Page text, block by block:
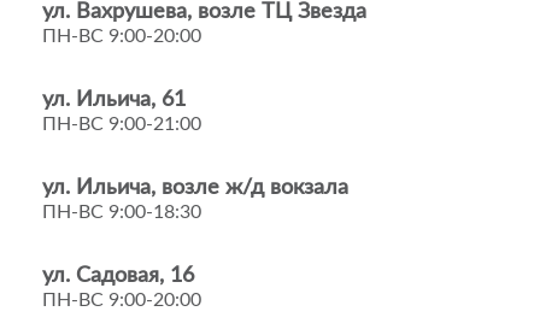
ул. Вахрушева, возле ТЦ Звезда
ПН-ВС 9:00-20:00
ул. Ильича, 61
ПН-ВС 9:00-21:00
ул. Ильича, возле ж/д вокзала
ПН-ВС 9:00-18:30
ул. Садовая, 16
ПН-ВС 9:00-20:00